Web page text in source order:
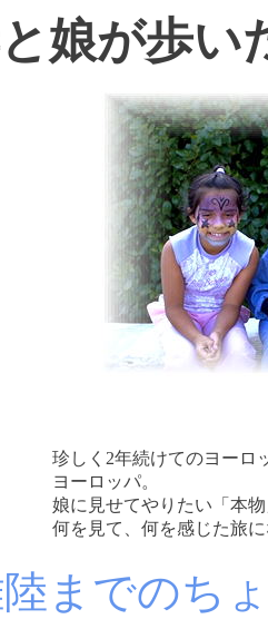
娘が歩い
珍しく2年続けてのヨーロ
ヨーロッパ。
娘に見せてやりたい「本
何を見て、何を感じた旅
までのち